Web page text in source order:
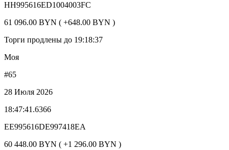
HH995616ED1004003FC
61 096.00 BYN ( +648.00 BYN )
Торги продлены до 19:18:37
Моя
#65
28 Июля 2026
18:47:41.6366
EE995616DE997418EA
60 448.00 BYN ( +1 296.00 BYN )